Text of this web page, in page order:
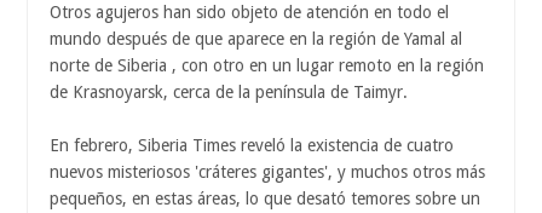
Otros agujeros han sido objeto de atención en todo el
mundo después de que aparece en la región de Yamal al
norte de Siberia , con otro en un lugar remoto en la región
de Krasnoyarsk, cerca de la península de Taimyr.
En febrero, Siberia Times reveló la existencia de cuatro
nuevos misteriosos 'cráteres gigantes', y muchos otros más
pequeños, en estas áreas, lo que desató temores sobre un